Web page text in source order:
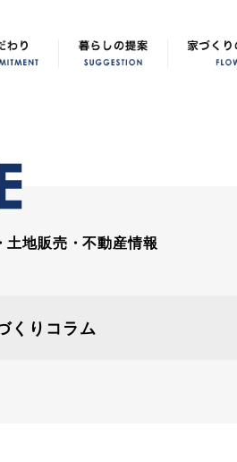
土地販売・不動産情報
くりコラム